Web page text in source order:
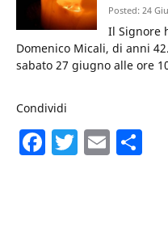
Posted: 24
Il Signore
Domenico Micali, di anni
sabato 27 giugno alle ore
Condividi
F T E